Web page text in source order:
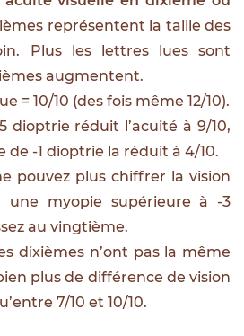
représentent la taille des
Plus les lettres lues sont
augmentent.
= 10/10 (des fois même 12/10).
dioptrie réduit l’acuité à 9/10,
de -1 dioptrie la réduit à 4/10.
pouvez plus chiffrer la vision
une myopie supérieure à -3
au vingtième.
dixièmes n’ont pas la même
plus de différence de vision
7/10 et 10/10.